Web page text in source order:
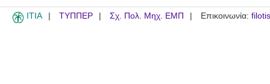
ITIA ΤΥΠΠΕΡ Σχ. Πολ. Μηχ. ΕΜΠ Επικοινωνία: